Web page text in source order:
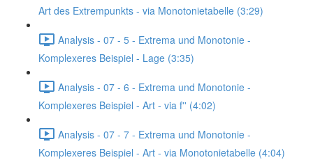
Art des Extrempunkts - via Monotonietabelle (3:29)
Analysis - 07 - 5 - Extrema und Monotonie -
Komplexeres Beispiel - Lage (3:35)
Analysis - 07 - 6 - Extrema und Monotonie -
Komplexeres Beispiel - Art - via f'' (4:02)
Analysis - 07 - 7 - Extrema und Monotonie -
Komplexeres Beispiel - Art - via Monotonietabelle (4:04)